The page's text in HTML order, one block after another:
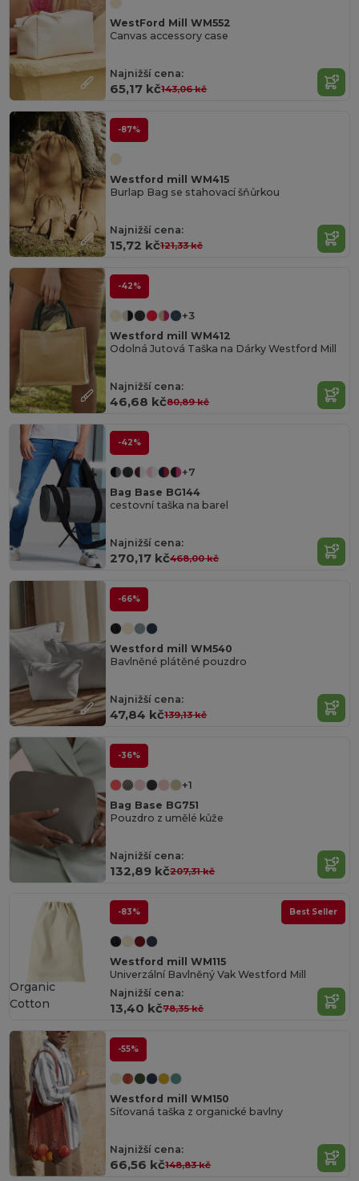
WestFord Mill WM552
Canvas accessory case
Najnižší cena:
65,17 kč143,06 kč
-87%
Westford mill WM415
Burlap Bag se stahovací šňůrkou
Najnižší cena:
15,72 kč121,33 kč
-42%
+3
Westford mill WM412
Odolná Jutová Taška na Dárky Westford Mill
Najnižší cena:
46,68 kč80,89 kč
-42%
+7
Bag Base BG144
cestovní taška na barel
Najnižší cena:
270,17 kč468,00 kč
-66%
Westford mill WM540
Bavlněné plátěné pouzdro
Najnižší cena:
47,84 kč139,13 kč
-36%
+1
Bag Base BG751
Pouzdro z umělé kůže
Najnižší cena:
132,89 kč207,31 kč
-83% Best Seller
Westford mill WM115
Univerzální Bavlněný Vak Westford Mill
Najnižší cena:
13,40 kč78,35 kč
Organic
Cotton
-55%
Westford mill WM150
Síťovaná taška z organické bavlny
Najnižší cena:
66,56 kč148,83 kč